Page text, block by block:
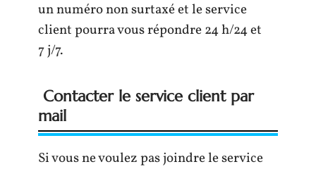
un numéro non surtaxé et le service
client pourra vous répondre 24 h/24 et
7 j/7.
Contacter le service client par
mail
Si vous ne voulez pas joindre le service